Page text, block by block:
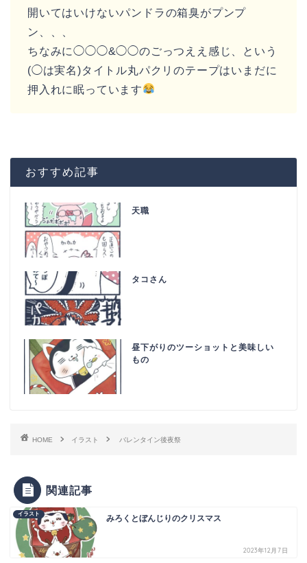
開いてはいけないパンドラの箱臭がプンプ
ン、、、
ちなみに◯◯◯&◯◯のごっつええ感じ、という
(◯は実名)タイトル丸パクリのテープはいまだに
押入れに眠っています
おすすめ記事
天職
タコさん
昼下がりのツーショットと美味しい
もの
HOME イラスト バレンタイン後夜祭
関連記事
イラスト みろくとぼんじりのクリスマス
2023年12月7日